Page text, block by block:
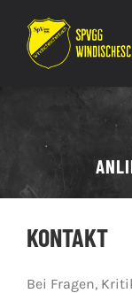
Inhalt
springen
KONTAKT
Bei Fragen,